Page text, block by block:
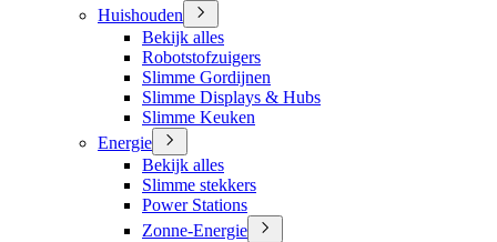
Huishouden
Bekijk alles
Robotstofzuigers
Slimme Gordijnen
Slimme Displays & Hubs
Slimme Keuken
Energie
Bekijk alles
Slimme stekkers
Power Stations
Zonne-Energie